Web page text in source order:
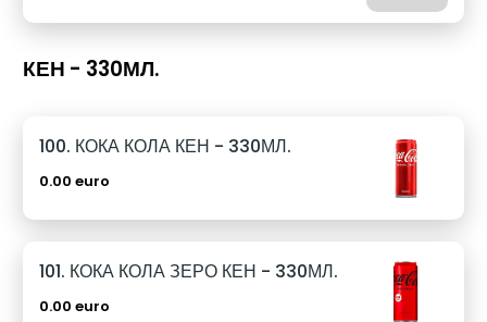
КЕН - 330МЛ.
100. КОКА КОЛА КЕН - 330МЛ.
0.00 euro
101. КОКА КОЛА ЗЕРО КЕН - 330МЛ.
0.00 euro